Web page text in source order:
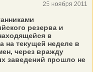
25 ноября 2011
резерва и
в
на текущей неделе в
через вражду
заведений прошло не